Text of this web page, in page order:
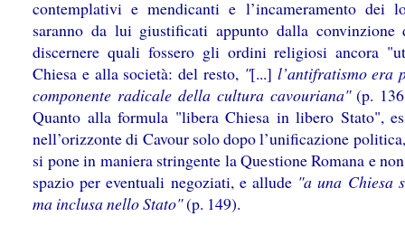
contemplativi e mendicanti e l’incameramento dei
saranno da lui giustificati appunto dalla convinzione
discernere quali fossero gli ordini religiosi ancora
Chiesa e alla società: del resto, "[...] l’antifratismo era
componente radicale della cultura cavouriana"(p.
Quanto alla formula "libera Chiesa in libero Stato",
nell’orizzonte di Cavour solo dopo l’unificazione
si pone in maniera stringente la Questione Romana e
spazio per eventuali negoziati, e allude "a una Chiesa
ma inclusa nello Stato"(p. 149).